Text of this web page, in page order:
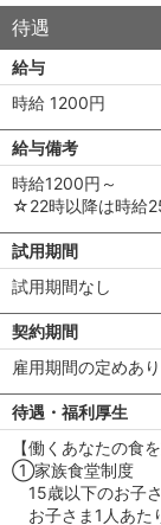
待遇
給与
時給 1200円
給与備考
時給1200円～
☆22時以降は時給
試用期間
試用期間なし
契約期間
雇用期間の定めあ
待遇・福利厚生
【働くあなたの食
①家族食堂制度
15歳以下のお子
お子さま1人あた